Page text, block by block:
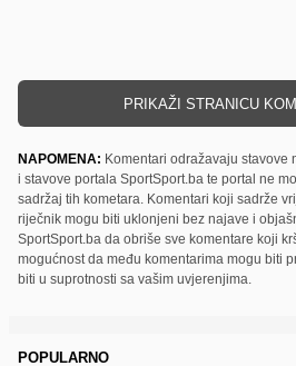
PRIKAŽI STRANICU
NAPOMENA: Komentari odražavaju
i stavove portala SportSport.ba te portal ne
sadržaj tih kometara. Komentari koji sadrže
riječnik mogu biti uklonjeni bez najave i
SportSport.ba da obriše sve komentare koji
mogućnost da među komentarima mogu biti
biti u suprotnosti sa vašim uvjerenjima.
POPULARNO